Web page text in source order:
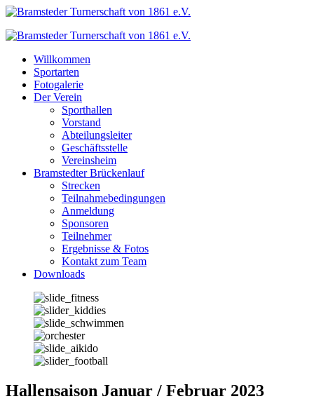
Zum
springen
Willkommen
Sportarten
Fotogalerie
Der Verein
Sporthallen
Vorstand
Abteilungsleiter
Geschäftsstelle
Vereinsheim
Bramstedter Brückenlauf
Strecken
Teilnahmebedingungen
Anmeldung
Sponsoren
Teilnehmer
Ergebnisse & Fotos
Kontakt zum Team
Downloads
Hallensaison Januar / Februar 2023